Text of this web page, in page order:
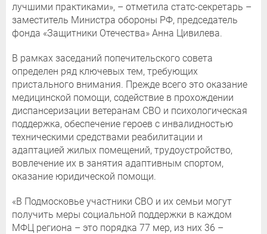
лучшими практиками», – отметила статс-секретарь –
заместитель Министра обороны РФ, председатель
фонда «Защитники Отечества» Анна Цивилева.
В рамках заседаний попечительского совета
определен ряд ключевых тем, требующих
пристального внимания. Прежде всего это оказание
медицинской помощи, содействие в прохождении
диспансеризации ветеранам СВО и психологическая
поддержка, обеспечение героев с инвалидностью
техническими средствами реабилитации и
адаптацией жилых помещений, трудоустройство,
вовлечение их в занятия адаптивным спортом,
оказание юридической помощи.
«В Подмосковье участники СВО и их семьи могут
получить меры социальной поддержки в каждом
МФЦ региона – это порядка 77 мер, из них 36 –